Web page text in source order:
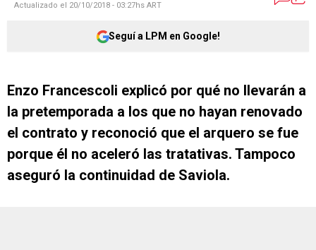
Actualizado el 20/10/2018 - 03:27hs ART
Seguí a LPM en Google!
Enzo Francescoli explicó por qué no llevarán a
la pretemporada a los que no hayan renovado
el contrato y reconoció que el arquero se fue
porque él no aceleró las tratativas. Tampoco
aseguró la continuidad de Saviola.